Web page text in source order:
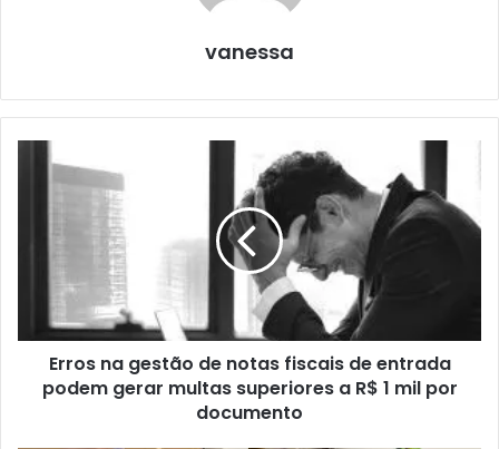
vanessa
Erros na gestão de notas fiscais de entrada
podem gerar multas superiores a R$ 1 mil por
documento